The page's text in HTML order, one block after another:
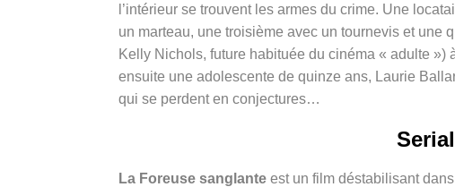
l’intérieur se trouvent les armes du crime. Une
un marteau, une troisième avec un tournevis et une
Kelly Nichols, future habituée du cinéma « adulte
ensuite une adolescente de quinze ans, Laurie
qui se perdent en conjectures…
La Foreuse sanglante est un film déstabilisant